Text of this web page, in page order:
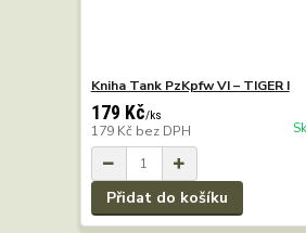
Kniha Tank PzKpfw VI – TIGER I
179 Kč/ks
179 Kč bez DPH
Přidat do košíku